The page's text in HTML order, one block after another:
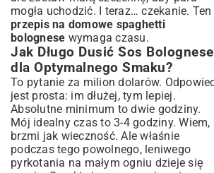
mogła uchodzić. I teraz… czekanie. Ten
przepis na domowe spaghetti
bolognese wymaga czasu.
Jak Długo Dusić Sos Bolognese
dla Optymalnego Smaku?
To pytanie za milion dolarów.
jest prosta: im dłużej, tym lepiej.
Absolutne minimum to dwie godziny.
Mój idealny czas to 3-4 godziny. Wiem,
brzmi jak wieczność. Ale właśnie
podczas tego powolnego, leniwego
pyrkotania na małym ogniu dzieje się